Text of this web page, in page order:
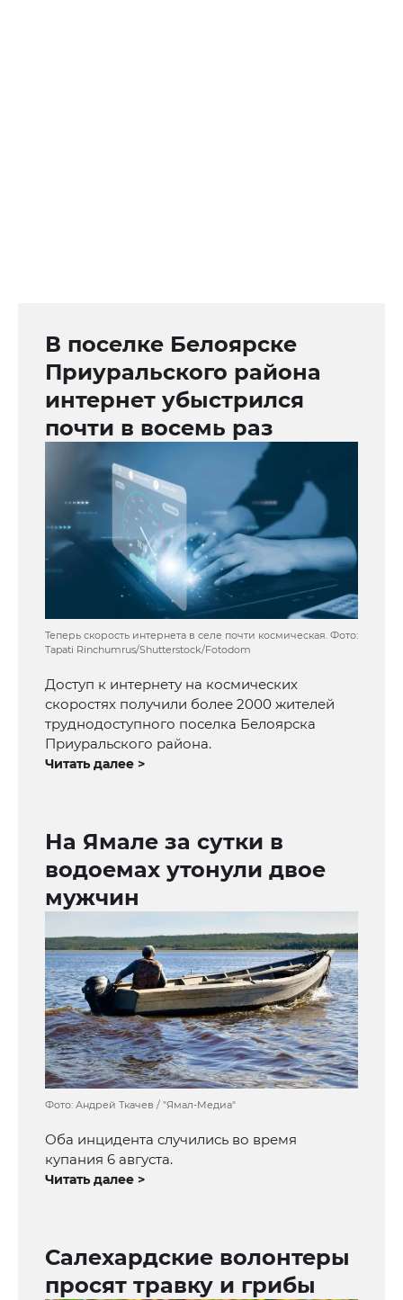
В поселке Белоярске
Приуральского района
интернет убыстрился
почти в восемь раз
Теперь скорость интернета в селе почти космическая. Фото:
Tapati Rinchumrus/Shutterstock/Fotodom
Доступ к интернету на космических
скоростях получили более 2000 жителей
труднодоступного поселка Белоярска
Приуральского района.
Читать далее >
На Ямале за сутки в
водоемах утонули двое
мужчин
Фото: Андрей Ткачев / "Ямал-Медиа"
Оба инцидента случились во время
купания 6 августа.
Читать далее >
Салехардские волонтеры
просят травку и грибы